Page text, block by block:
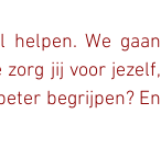
We gaan
zorg jij voor jezelf,
begrijpen? En